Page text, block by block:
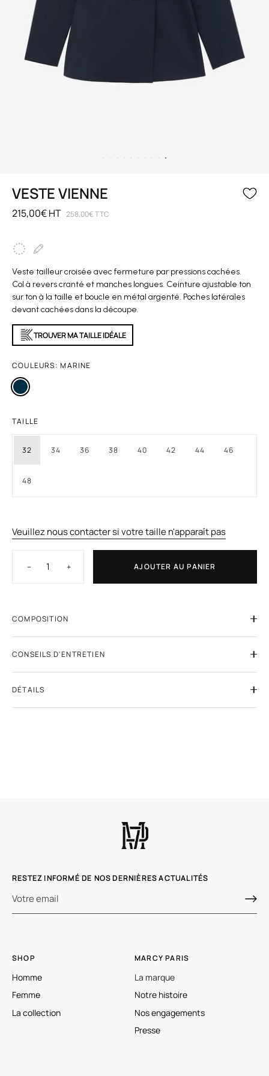
VESTE VIENNE
215,00€ HT 258,00€ TTC
Veste tailleur croisée avec fermeture par pressions cachées.
Col à revers cranté et manches longues. Ceinture ajustable ton
sur ton à la taille et boucle en métal argenté. Poches latérales
devant cachées dans la découpe.
TROUVER MA TAILLE IDÉALE
COULEURS: MARINE
TAILLE
32 34 36 38 40 42 44 46
48
Veuillez nous contacter si votre taille n'apparaît pas
− + AJOUTER AU PANIER
COMPOSITION
CONSEILS D'ENTRETIEN
DÉTAILS
RESTEZ INFORMÉ DE NOS DERNIÈRES ACTUALITÉS
SHOP
Homme
Femme
La collection
MARCY PARIS
La marque
Notre histoire
Nos engagements
Presse